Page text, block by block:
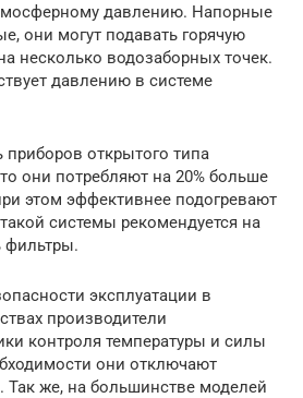
давлению. Напорные
они могут подавать горячую
несколько водозаборных точек.
давлению в системе
приборов открытого типа
они потребляют на 20% больше
этом эффективнее подогревают
системы рекомендуется на
фильтры.
эксплуатации в
производители
контроля температуры и силы
они отключают
Так же, на большинстве моделей